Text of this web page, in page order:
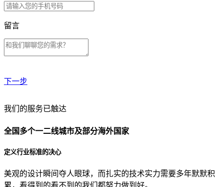
留言
下一步
贵公司预算范围是？
贵公司的团队规模是？
目前主要的营销渠道是？
我们的服务已触达
全国多个一二线城市及部分海外国家
定义行业标准的决心
美观的设计瞬间夺人眼球，而扎实的技术实力需要多年默默积
累，看得到的看不到的我们都努力做到好。